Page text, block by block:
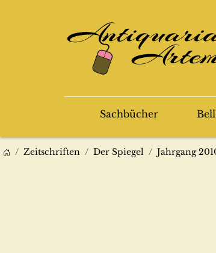
Sachbücher
Zeitschriften Der Spiegel Jahrgang